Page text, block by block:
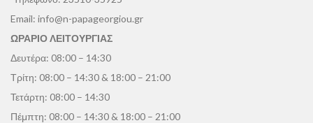
Email: info@n-papageorgiou.gr
ΩΡΑΡΙΟ ΛΕΙΤΟΥΡΓΙΑΣ
Δευτέρα: 08:00 – 14:30
Τρίτη: 08:00 – 14:30 & 18:00 – 21:00
Τετάρτη: 08:00 – 14:30
Πέμπτη: 08:00 – 14:30 & 18:00 – 21:00